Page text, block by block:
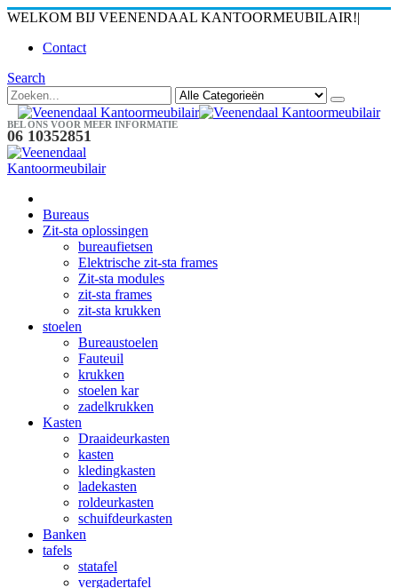
WELKOM BIJ VEENENDAAL KANTOORMEUBILAIR!|
Contact
Search
BEL ONS VOOR MEER INFORMATIE
06 10352851
Bureaus
Zit-sta oplossingen
bureaufietsen
Elektrische zit-sta frames
Zit-sta modules
zit-sta frames
zit-sta krukken
stoelen
Bureaustoelen
Fauteuil
krukken
stoelen kar
zadelkrukken
Kasten
Draaideurkasten
kasten
kledingkasten
ladekasten
roldeurkasten
schuifdeurkasten
Banken
tafels
statafel
vergadertafel